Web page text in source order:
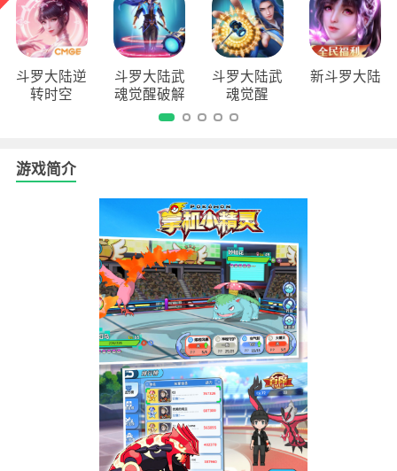
斗罗大陆逆
转时空
斗罗大陆武
魂觉醒破解
斗罗大陆武
魂觉醒
新斗罗大陆
游戏简介